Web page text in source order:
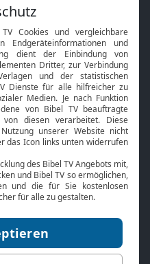
Mobile App
Smart TV
HbbTV
Bibelthek Online-Bibel
Nächster Gottesdienst
Service
Kontakt
TV-Empfang